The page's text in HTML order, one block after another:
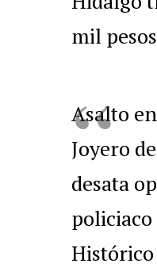
mil
Asalto
Joyero
desata
Histórico